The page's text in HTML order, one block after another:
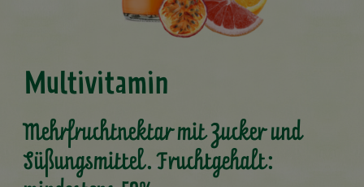
Multivitamin
Mehrfruchtnektar mit Zucker und
Süßungsmittel. Fruchtgehalt: